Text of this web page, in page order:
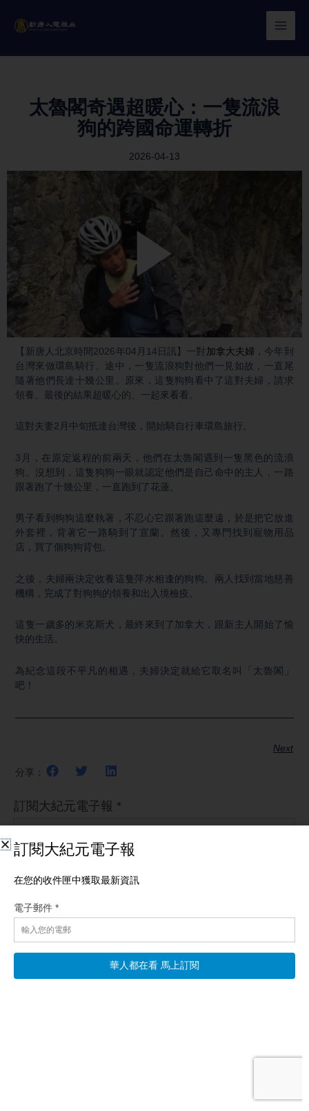
太魯閣奇遇超暖心：一隻流浪
狗的跨國命運轉折
2026-04-13
【新唐人北京時間2026年04月14日訊】一對加拿大夫婦 ，今年到
台灣來做環島騎行。途中，一隻流浪狗對他們一見如故，一直尾
隨著他們長達十幾公里。原來，這隻狗狗看中了這對夫婦，請求
領養。最後的結果超暖心的。一起來看看。
這對夫妻2月中旬抵達台灣後，開始騎自行車環島旅行。
3月，在原定返程的前兩天，他們在太魯閣遇到一隻黑色的流浪
狗。沒想到，這隻狗狗一眼就認定他們是自己命中的主人，一路
跟著跑了十幾公里，一直跑到了花蓮。
男子看到狗狗這麼執著，不忍心它跟著跑這麼遠，於是把它放進
外套裡，背著它一路騎到了宜蘭。然後，又專門找到寵物用品
店，買了個狗狗背包。
之後，夫婦兩決定收養這隻萍水相逢的狗狗。兩人找到當地慈善
機構，完成了對狗狗的領養和出入境檢疫。
這隻一歲多的米克斯犬，最終來到了加拿大，跟新主人開始了愉
快的生活。
為紀念這段不平凡的相遇，夫婦決定就給它取名叫「太魯閣」
吧！
Next
分享：